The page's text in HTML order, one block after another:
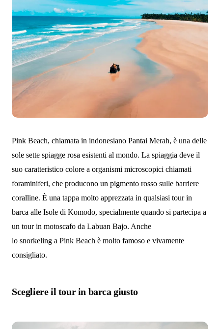
Pink Beach, chiamata in indonesiano Pantai Merah, è una delle
sole sette spiagge rosa esistenti al mondo. La spiaggia deve il
suo caratteristico colore a organismi microscopici chiamati
foraminiferi, che producono un pigmento rosso sulle barriere
coralline. È una tappa molto apprezzata in qualsiasi tour in
barca alle Isole di Komodo, specialmente quando si partecipa a
un tour in motoscafo da Labuan Bajo. Anche
lo snorkeling a Pink Beach è molto famoso e vivamente
consigliato.
Scegliere il tour in barca giusto